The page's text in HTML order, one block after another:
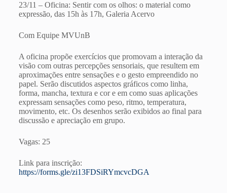
23/11 – Oficina: Sentir com os olhos: o material como
expressão, das 15h às 17h, Galeria Acervo
Com Equipe MVUnB
A oficina propõe exercícios que promovam a interação da
visão com outras percepções sensoriais, que resultem em
aproximações entre sensações e o gesto empreendido no
papel. Serão discutidos aspectos gráficos como linha,
forma, mancha, textura e cor e em como suas aplicações
expressam sensações como peso, ritmo, temperatura,
movimento, etc. Os desenhos serão exibidos ao final para
discussão e apreciação em grupo.
Vagas: 25
Link para inscrição:
https://forms.gle/zi13FDSiRYmcvcDGA